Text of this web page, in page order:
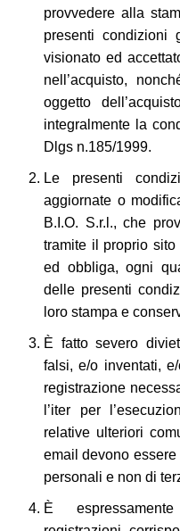
provvedere alla
presenti condizioni
visionato ed
nell’acquisto,
oggetto
integralmente la
Dlgs n.185/1999.
Le presenti
aggiornate o
B.I.O. S.r.l., che
tramite il proprio
ed obbliga, ogni
delle presenti
loro stampa e
È fatto severo
falsi, e/o inventati,
registrazione
l’iter per
relative ulteriori
email devono
personali e non di
È